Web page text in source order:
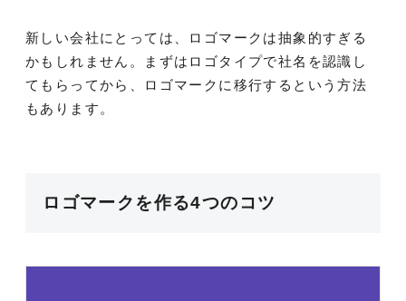
新しい会社にとっては、ロゴマークは抽象的すぎる
かもしれません。まずはロゴタイプで社名を認識し
てもらってから、ロゴマークに移行するという方法
もあります。
ロゴマークを作る4つのコツ